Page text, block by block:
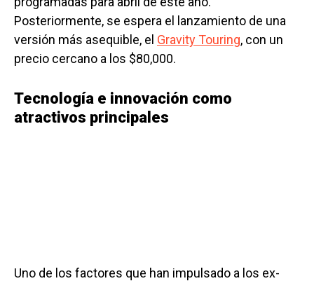
Posteriormente, se espera el lanzamiento de una
versión más asequible, el Gravity Touring, con un
precio cercano a los $80,000.
Tecnología e innovación como
atractivos principales
Uno de los factores que han impulsado a los ex-